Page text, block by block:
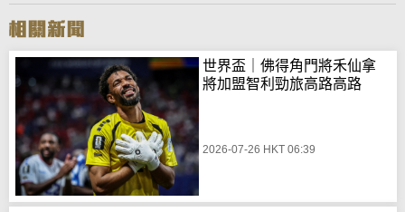
世界盃｜佛得角門將禾仙拿
將加盟智利勁旅高路高路
2026-07-26 HKT 06:39